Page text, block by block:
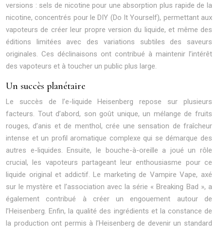
versions : sels de nicotine pour une absorption plus rapide de la
nicotine, concentrés pour le DIY (Do It Yourself), permettant aux
vapoteurs de créer leur propre version du liquide, et même des
éditions limitées avec des variations subtiles des saveurs
originales. Ces déclinaisons ont contribué à maintenir l’intérêt
des vapoteurs et à toucher un public plus large.
Un succès planétaire
Le succès de l’e-liquide Heisenberg repose sur plusieurs
facteurs. Tout d’abord, son goût unique, un mélange de fruits
rouges, d’anis et de menthol, crée une sensation de fraîcheur
intense et un profil aromatique complexe qui se démarque des
autres e-liquides. Ensuite, le bouche-à-oreille a joué un rôle
crucial, les vapoteurs partageant leur enthousiasme pour ce
liquide original et addictif. Le marketing de Vampire Vape, axé
sur le mystère et l’association avec la série « Breaking Bad », a
également contribué à créer un engouement autour de
l’Heisenberg. Enfin, la qualité des ingrédients et la constance de
la production ont permis à l’Heisenberg de devenir un standard